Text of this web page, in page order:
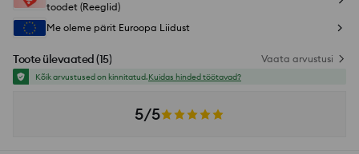
toodet (Reeglid)
Me oleme pärit Euroopa Liidust
Toote ülevaated (15) Vaata arvustusi
Kõik arvustused on kinnitatud.Kuidas hinded töötavad?
5/5